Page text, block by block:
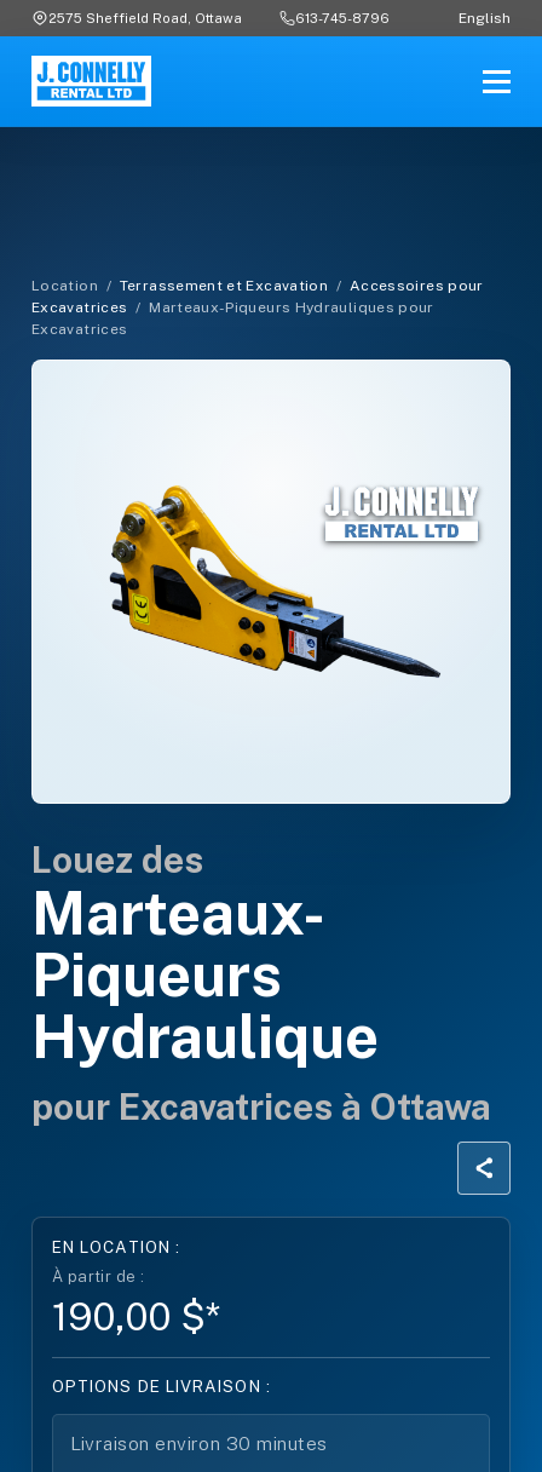
2575 Sheffield Road, Ottawa 613-745-8796 English
Location / Terrassement et Excavation / Accessoires pour
Excavatrices /Marteaux-Piqueurs Hydrauliques pour
Excavatrices
Louez des
Marteaux-
Piqueurs
Hydraulique
pour Excavatrices à Ottawa
EN LOCATION :
À partir de :
190,00 $*
OPTIONS DE LIVRAISON :
Livraison environ 30 minutes